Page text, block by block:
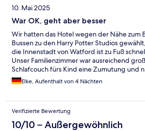
10. Mai 2025
War OK, geht aber besser
Wir hatten das Hotel wegen der Nähe zum
Bussen zu den Harry Potter Studios
die Innenstadt von Watford ist zu Fuß
Unser Familienzimmer war ausreichend
Schlafcouch fürs Kind eine Zumutung und
geeignet, größere Kinder spüren die
Der Zustand des Hotels insgesamt war gut,
nett und bemüht, was leider nicht auf alle
Empfang zutraf. Das Frühstück war OK und
kostenlos.
Elke, Aufenthalt von 4 Nächten
Verifizierte Bewertung
10/10 – Außergewöhnlich